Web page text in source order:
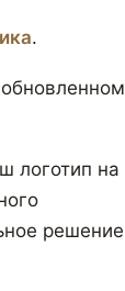
.
логотип на
решение